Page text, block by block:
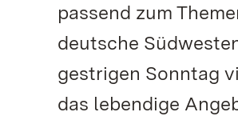
passend zum
deutsche
gestrigen Sonntag
das lebendige